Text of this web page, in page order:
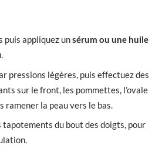
puis appliquez unsérum ou une huile
pressions légères, puis effectuez des
sur le front, les pommettes, l’ovale
ramener la peau vers le bas.
tapotements du bout des doigts, pour